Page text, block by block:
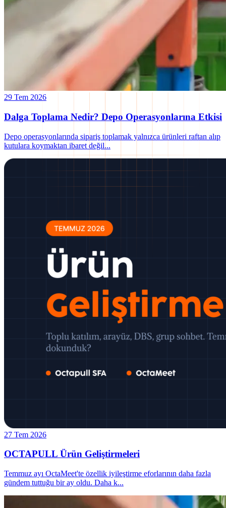
29 Tem 2026
Dalga Toplama Nedir? Depo Operasyonlarına Etkisi
Depo operasyonlarında sipariş toplamak yalnızca ürünleri raftan alıp
kutulara koymaktan ibaret değil...
27 Tem 2026
OCTAPULL Ürün Geliştirmeleri
Temmuz ayı OctaMeet'te özellik iyileştirme eforlarının daha fazla
gündem tuttuğu bir ay oldu. Daha k...